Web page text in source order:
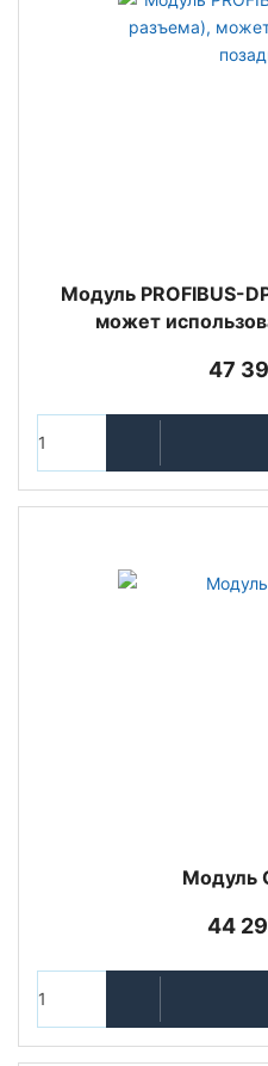
Модуль PROFIBUS-
может
47
Модуль
44